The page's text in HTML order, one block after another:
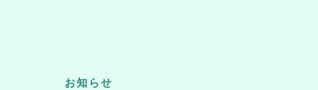
お知らせ